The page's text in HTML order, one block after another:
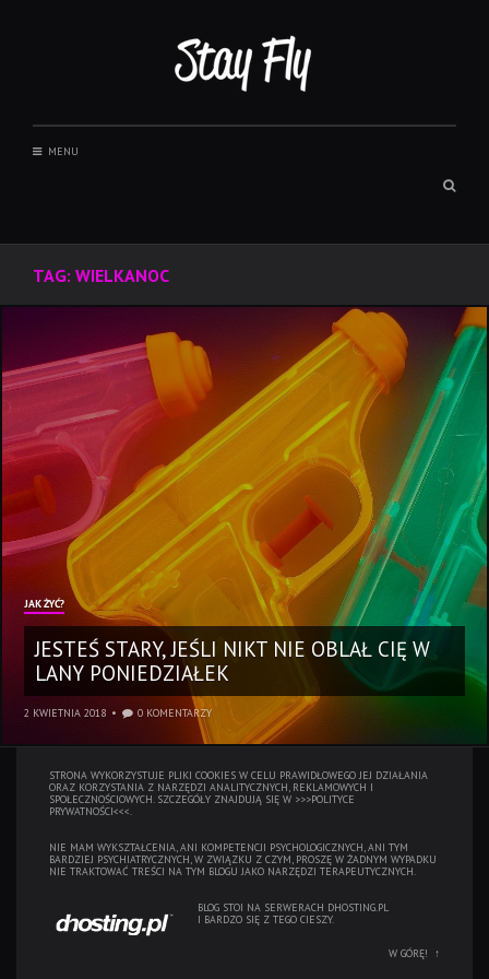
MENU
TAG: WIELKANOC
JAK ŻYĆ?
JESTEŚ STARY, JEŚLI NIKT NIE OBLAŁ CIĘ W
LANY PONIEDZIAŁEK
2 KWIETNIA 2018 0 KOMENTARZY
STRONA WYKORZYSTUJE PLIKI COOKIES W CELU PRAWIDŁOWEGO JEJ DZIAŁANIA
ORAZ KORZYSTANIA Z NARZĘDZI ANALITYCZNYCH, REKLAMOWYCH I
SPOŁECZNOŚCIOWYCH. SZCZEGÓŁY ZNAJDUJĄ SIĘ W >>>POLITYCE
PRYWATNOŚCI<<<.
NIE MAM WYKSZTAŁCENIA, ANI KOMPETENCJI PSYCHOLOGICZNYCH, ANI TYM
BARDZIEJ PSYCHIATRYCZNYCH, W ZWIĄZKU Z CZYM, PROSZĘ W ŻADNYM WYPADKU
NIE TRAKTOWAĆ TREŚCI NA TYM BLOGU JAKO NARZĘDZI TERAPEUTYCZNYCH.
BLOG STOI NA SERWERACH DHOSTING.PL
I BARDZO SIĘ Z TEGO CIESZY.
W GÓRĘ!